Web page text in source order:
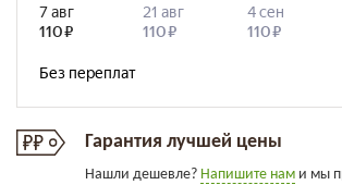
Гарантия лучшей цены
Нашли дешевле? Напишите нам и мы